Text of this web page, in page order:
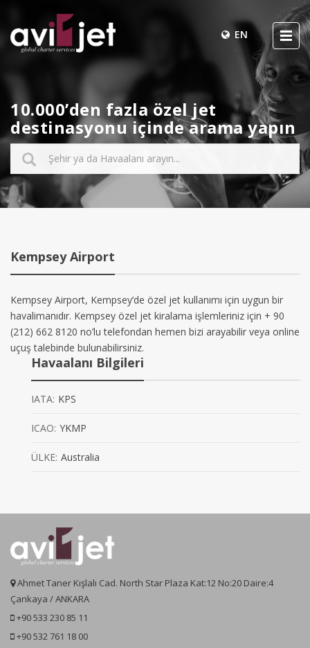
EN
10.000’den fazla özel jet
destinasyonu içinde arama yapın
Kempsey Airport
Kempsey Airport, Kempsey’de özel jet kullanımı için uygun bir
havalimanıdır. Kempsey özel jet kiralama işlemleriniz için + 90
(212) 662 8120 no’lu telefondan hemen bizi arayabilir veya online
uçuş talebinde bulunabilirsiniz.
Havaalanı Bilgileri
IATA: KPS
ICAO: YKMP
ÜLKE: Australia
Ahmet Taner Kışlalı Cad. North Star Plaza Kat:12 No:20 Daire:4
Çankaya / ANKARA
+90 533 230 85 11
+90 532 761 18 00